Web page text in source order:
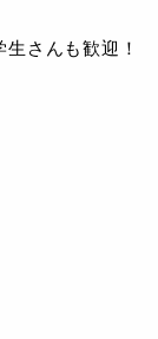
さんも歓迎！